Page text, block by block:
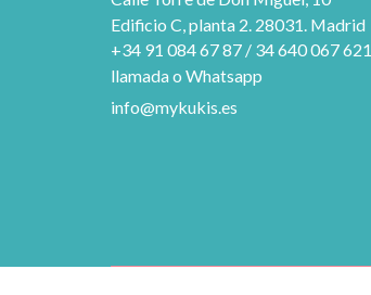
Edificio C, planta 2. 28031. Madrid
+34 91 084 67 87 / 34 640 067 621
llamada o Whatsapp
info@mykukis.es